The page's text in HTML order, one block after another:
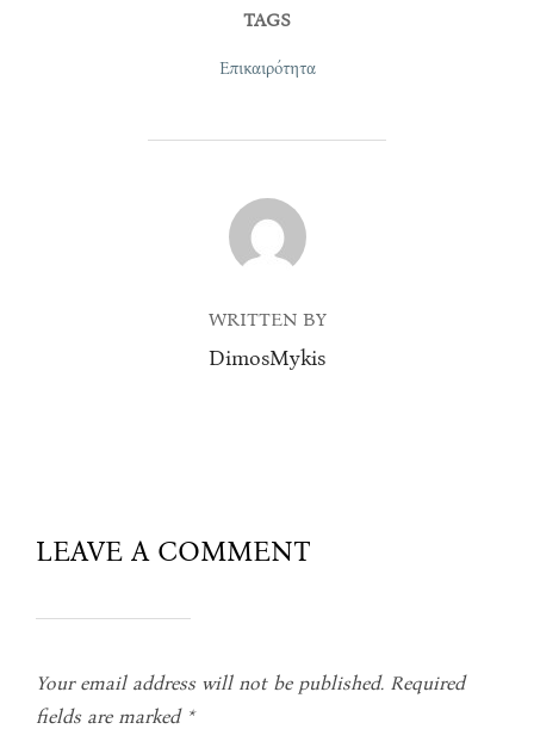
TAGS
Επικαιρότητα
POST AUTHOR
WRITTEN BY
DimosMykis
LEAVE A COMMENT
Your email address will not be published. Required
fields are marked *